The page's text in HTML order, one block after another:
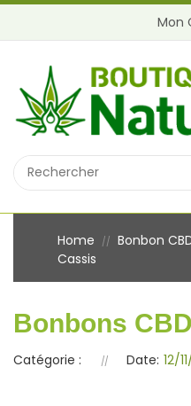
Mon
Home // Bonbon
Cassis
Bonbons
Catégorie : Date: 12/